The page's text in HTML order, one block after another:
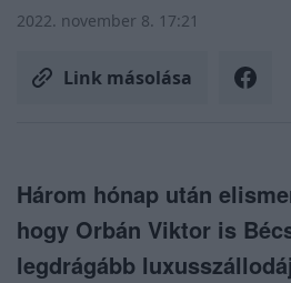
2022. november 8. 17:21
Link másolása
Három hónap után
hogy Orbán Viktor is
legdrágább